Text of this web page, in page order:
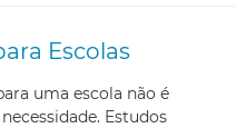
Escolas
uma escola não é
Estudos